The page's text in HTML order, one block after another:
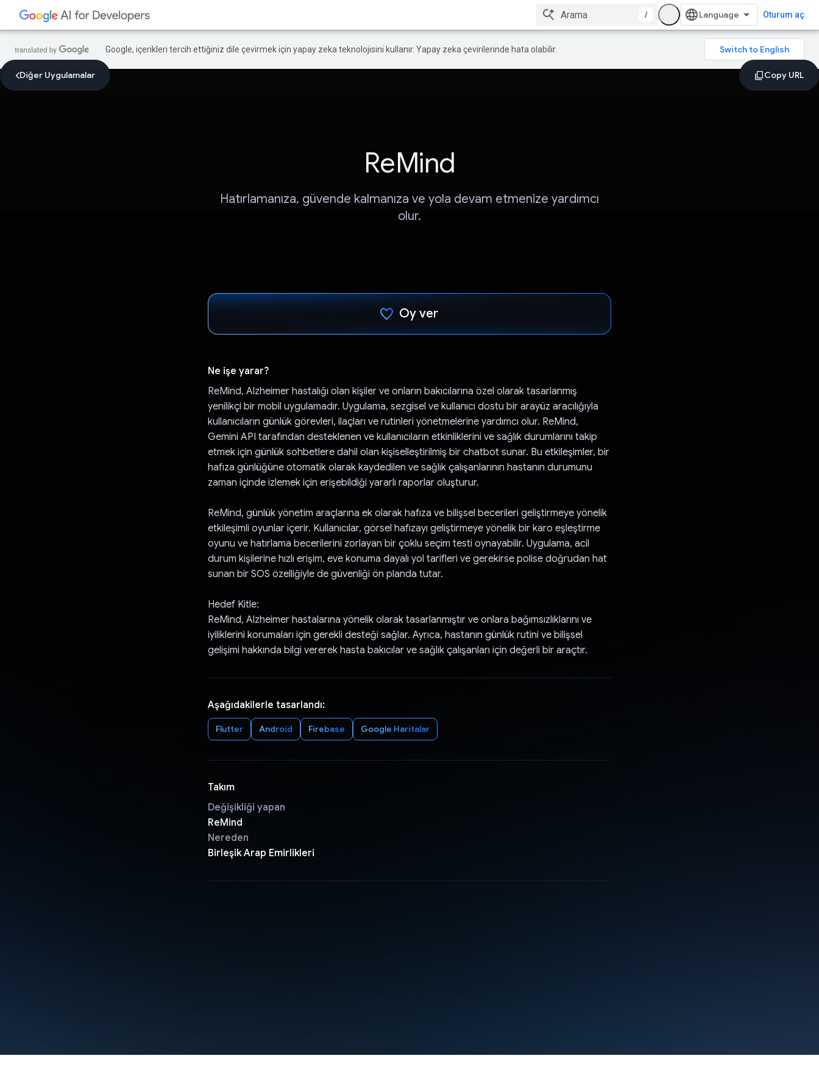
/ Oturum aç
Google, içerikleri tercih ettiğiniz dile çevirmek için yapay zeka teknolojisini kullanır. Yapay zeka çevirilerinde hata olabilir.
Diğer Uygulamalar
ReMind
Hatırlamanıza, güvende kalmanıza ve yola devam etmenize yardımcı
olur.
Oy ver
Ne işe yarar?
ReMind, Alzheimer hastalığı olan kişiler ve onların bakıcılarına özel olarak tasarlanmış
yenilikçi bir mobil uygulamadır. Uygulama, sezgisel ve kullanıcı dostu bir arayüz aracılığıyla
kullanıcıların günlük görevleri, ilaçları ve rutinleri yönetmelerine yardımcı olur. ReMind,
Gemini API tarafından desteklenen ve kullanıcıların etkinliklerini ve sağlık durumlarını takip
etmek için günlük sohbetlere dahil olan kişiselleştirilmiş bir chatbot sunar. Bu etkileşimler, bir
hafıza günlüğüne otomatik olarak kaydedilen ve sağlık çalışanlarının hastanın durumunu
zaman içinde izlemek için erişebildiği yararlı raporlar oluşturur.
ReMind, günlük yönetim araçlarına ek olarak hafıza ve bilişsel becerileri geliştirmeye yönelik
etkileşimli oyunlar içerir. Kullanıcılar, görsel hafızayı geliştirmeye yönelik bir karo eşleştirme
oyunu ve hatırlama becerilerini zorlayan bir çoklu seçim testi oynayabilir. Uygulama, acil
durum kişilerine hızlı erişim, eve konuma dayalı yol tarifleri ve gerekirse polise doğrudan hat
sunan bir SOS özelliğiyle de güvenliği ön planda tutar.
Hedef Kitle:
ReMind, Alzheimer hastalarına yönelik olarak tasarlanmıştır ve onlara bağımsızlıklarını ve
iyiliklerini korumaları için gerekli desteği sağlar. Ayrıca, hastanın günlük rutini ve bilişsel
gelişimi hakkında bilgi vererek hasta bakıcılar ve sağlık çalışanları için değerli bir araçtır.
Aşağıdakilerle tasarlandı:
Flutter Android Firebase Google Haritalar
Takım
Değişikliği yapan
ReMind
Nereden
Birleşik Arap Emirlikleri